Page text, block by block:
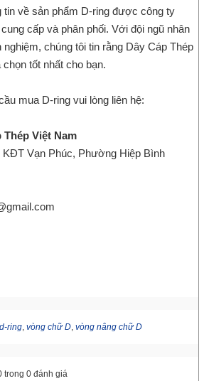
tin về sản phẩm D-ring được công ty
cấp và phân phối. Với đội ngũ nhân
nghiệm, chúng tôi tin rằng Dây Cáp Thép
tốt nhất cho bạn.
mua D-ring vui lòng liên hệ:
Thép Việt Nam
Vạn Phúc, Phường Hiệp Bình
ring vòng chữ D vòng nâng chữ D
trong 0 đánh giá